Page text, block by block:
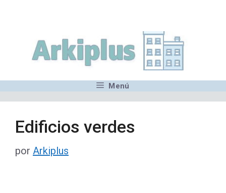
contenido
Menú
Edificios verdes
por Arkiplus